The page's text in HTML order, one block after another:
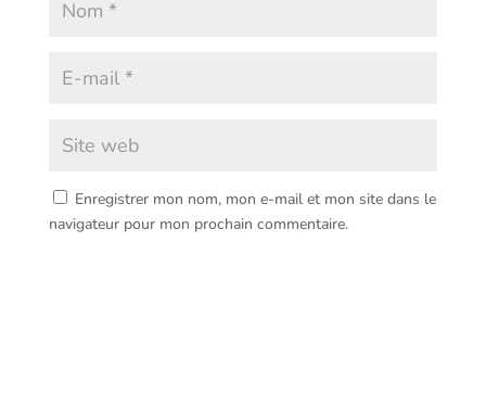
Enregistrer mon nom, mon e-mail et mon site dans le
navigateur pour mon prochain commentaire.